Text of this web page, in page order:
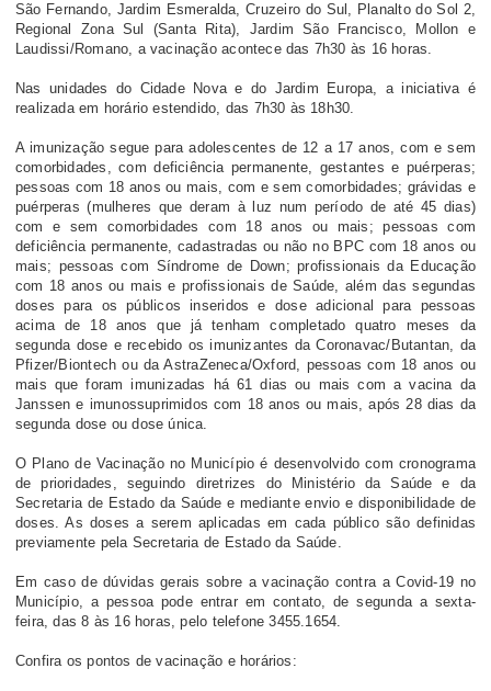
São Fernando, Jardim Esmeralda, Cruzeiro do Sul, Planalto do Sol 2,
Regional Zona Sul (Santa Rita), Jardim São Francisco, Mollon e
Laudissi/Romano, a vacinação acontece das 7h30 às 16 horas.
Nas unidades do Cidade Nova e do Jardim Europa, a iniciativa é
realizada em horário estendido, das 7h30 às 18h30.
A imunização segue para adolescentes de 12 a 17 anos, com e sem
comorbidades, com deficiência permanente, gestantes e puérperas;
pessoas com 18 anos ou mais, com e sem comorbidades; grávidas e
puérperas (mulheres que deram à luz num período de até 45 dias)
com e sem comorbidades com 18 anos ou mais; pessoas com
deficiência permanente, cadastradas ou não no BPC com 18 anos ou
mais; pessoas com Síndrome de Down; profissionais da Educação
com 18 anos ou mais e profissionais de Saúde, além das segundas
doses para os públicos inseridos e dose adicional para pessoas
acima de 18 anos que já tenham completado quatro meses da
segunda dose e recebido os imunizantes da Coronavac/Butantan, da
Pfizer/Biontech ou da AstraZeneca/Oxford, pessoas com 18 anos ou
mais que foram imunizadas há 61 dias ou mais com a vacina da
Janssen e imunossuprimidos com 18 anos ou mais, após 28 dias da
segunda dose ou dose única.
O Plano de Vacinação no Município é desenvolvido com cronograma
de prioridades, seguindo diretrizes do Ministério da Saúde e da
Secretaria de Estado da Saúde e mediante envio e disponibilidade de
doses. As doses a serem aplicadas em cada público são definidas
previamente pela Secretaria de Estado da Saúde.
Em caso de dúvidas gerais sobre a vacinação contra a Covid-19 no
Município, a pessoa pode entrar em contato, de segunda a sexta-
feira, das 8 às 16 horas, pelo telefone 3455.1654.
Confira os pontos de vacinação e horários: